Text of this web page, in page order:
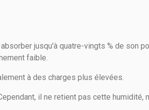
jusqu'à quatre-vingts % de son
faible.
à des charges plus élevées.
il ne retient pas cette